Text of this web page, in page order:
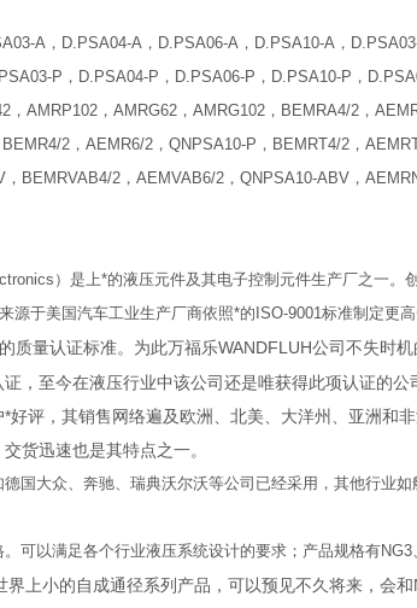
A，D.PSA04-A，D.PSA06-A，D.PSA10-A，
P，D.PSA04-P，D.PSA06-P，D.PSA10-P，
AMRP102，AMRG62，AMRG102，BEMRA4/2，
2，AEMR6/2，QNPSA10-P，BEMRT4/2，
BEMRVAB4/2，AEMVAB6/2，QNPSA10-ABV，
）是上*的液压元件及其电子控制元件生产厂之一。
源于美国汽车工业生产厂商依照*的ISO-9001标准制定更
质量认证标准。为此万福乐WANDFLUH公司不失时
，至今在液压行业中该公司还是唯获得此项认证的
评，其销售网络遍及欧洲、北美、大洋州、亚洲和
货迅速也是其特点之一。
大众、奔驰、瑞典沃尔沃等公司已经采用，其他行业如
以满足各个行业液压系统设计的要求；产品规格有NG3
上小的自成通径系列产品，可以预见不久将来，会